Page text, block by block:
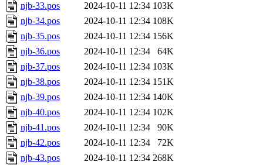
njb-33.pos
2024-10-11 12:34 103K
njb-34.pos
2024-10-11 12:34 108K
njb-35.pos
2024-10-11 12:34 156K
njb-36.pos
2024-10-11 12:34
64K
njb-37.pos
2024-10-11 12:34 103K
njb-38.pos
2024-10-11 12:34 151K
njb-39.pos
2024-10-11 12:34 140K
njb-40.pos
2024-10-11 12:34 102K
njb-41.pos
2024-10-11 12:34
90K
njb-42.pos
2024-10-11 12:34
72K
njb-43.pos
2024-10-11 12:34 268K